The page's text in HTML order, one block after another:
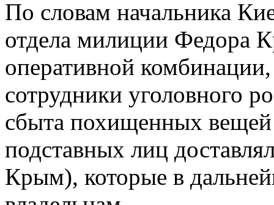
По словам начальника
отдела милиции Федора
оперативной
сотрудники уголовного
сбыта похищенных вещей
подставных лиц
Крым), которые в